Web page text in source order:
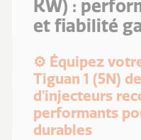
KW) :
et fiabilité
⚙️ Équipez
Tiguan 1 (5N)
d'injecteurs
performants
durables